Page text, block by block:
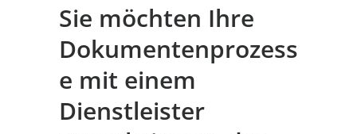
Sie möchten Ihre
Dokumentenprozess
e mit einem
Dienstleister